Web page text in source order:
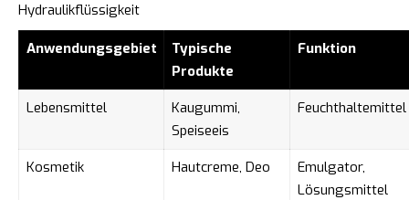
Hydraulikflüssigkeit
Anwendungsgebiet
Typische
Produkte
Funktion
Lebensmittel
Kaugummi,
Speiseeis
Feuchthaltemittel
Kosmetik Hautcreme, Deo
Emulgator,
Lösungsmittel